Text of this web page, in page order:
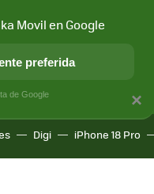
APLICACIONES
Digi iPhone 18 Pro
×
Movil en Google
preferida
de Google